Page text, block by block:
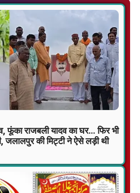
फूंका राजबली यादव का घर… फिर भी
जलालपुर की मिट्टी ने ऐसे लड़ी थी